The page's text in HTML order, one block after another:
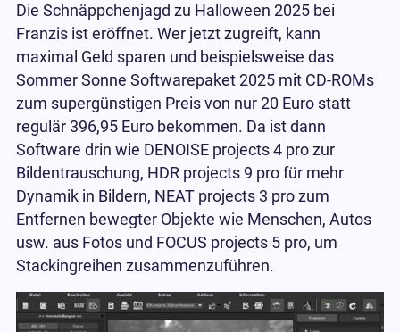
Die Schnäppchenjagd zu Halloween 2025 bei
Franzis ist eröffnet. Wer jetzt zugreift, kann
maximal Geld sparen und beispielsweise das
Sommer Sonne Softwarepaket 2025 mit CD-ROMs
zum supergünstigen Preis von nur 20 Euro statt
regulär 396,95 Euro bekommen. Da ist dann
Software drin wie DENOISE projects 4 pro zur
Bildentrauschung, HDR projects 9 pro für mehr
Dynamik in Bildern, NEAT projects 3 pro zum
Entfernen bewegter Objekte wie Menschen, Autos
usw. aus Fotos und FOCUS projects 5 pro, um
Stackingreihen zusammenzuführen.